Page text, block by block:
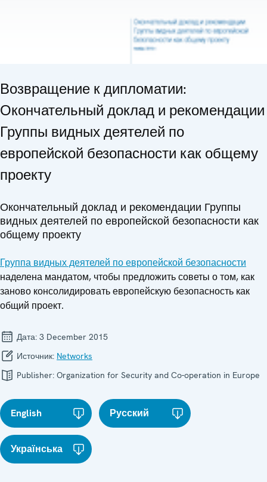
Возвращение к дипломатии:
Окончательный доклад и рекомендации
Группы видных деятелей по
европейской безопасности как общему
проекту
Окончательный доклад и рекомендации Группы
видных деятелей по европейской безопасности как
общему проекту
Группа видных деятелей по европейской безопасности
наделена мандатом, чтобы предложить советы о том, как
заново консолидировать европейскую безопасность как
общий проект.
Дата: 3 December 2015
Источник: Networks
Publisher: Organization for Security and Co-operation in Europe
English Русский
Українська